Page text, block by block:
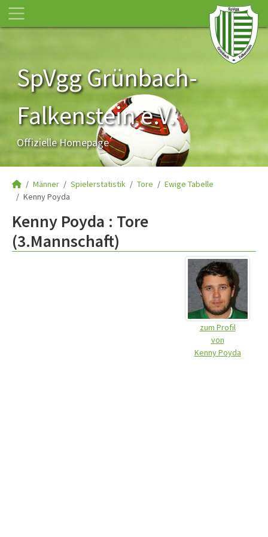
SpVgg Grünbach-
Falkenstein e.V.
Offizielle Homepage
Männer Spielerstatistik Tore
Ewige Tabelle
Kenny Poyda
Kenny Poyda : Tore
(3.Mannschaft)
zum Profil
von
Kenny Poyda